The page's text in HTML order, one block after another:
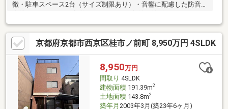
徴・駐車スペース2台（サイズ制限あり）・音響に配慮した防音室
ンクローゼットあり）・屋上からの眺望良好です（大文字、京都
タワーが望めます）・RC造3階建て～お問い合わせ、ご案内は物
件担当馬場まで～
京都府京都市西京区桂市ノ前町 8,950万円 4SLDK
8,950万円
間取り 4SLDK
建物面積191.39m2
土地面積143.8m2
築年月 2003年3月(築23年6ヶ月)